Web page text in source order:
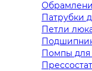
Патрубки
Петли
Помпы для